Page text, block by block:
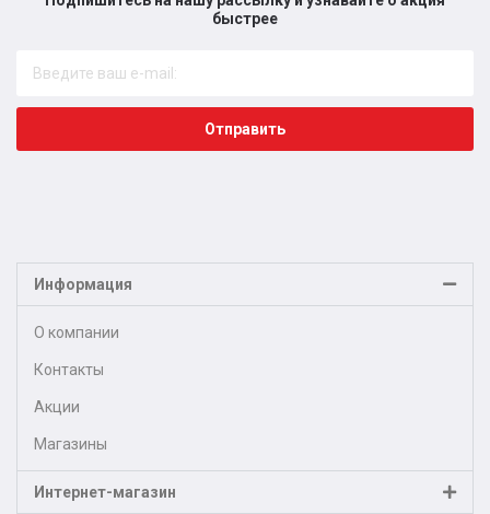
быстрее​
Отправить
Информация
О компании
Контакты
Акции
Магазины
Интернет-магазин